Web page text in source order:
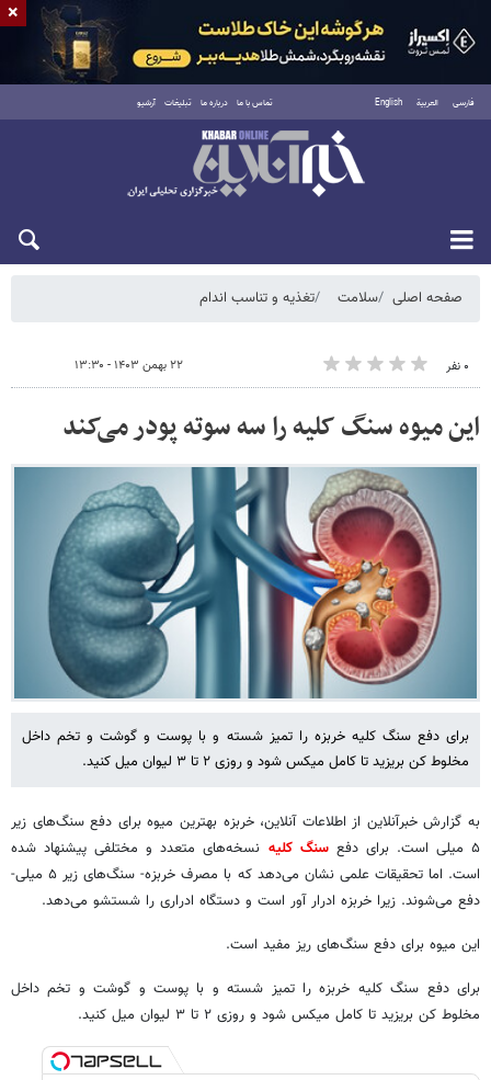
فارسی العربية English تماس با ما درباره ما تبلیغات آرشیو
شنبه ۱۷ مرداد ۱۴۰۵
صفحه اصلی سلامت تغذیه و تناسب اندام
۰ نفر ۲۲ بهمن ۱۴۰۳ - ۱۳:۳۰
این میوه سنگ کلیه را سه سوته پودر می‌کند
برای دفع سنگ کلیه خربزه را تمیز شسته و با پوست و گوشت و تخم داخل
مخلوط کن بریزید تا کامل میکس شود و روزی ۲ تا ۳ لیوان میل کنید.
به گزارش خبرآنلاین از اطلاعات آنلاین، خربزه بهترین میوه برای دفع سنگ‌های زیر
۵ میلی است. برای دفع
سنگ کلیه نسخه‌های متعدد و مختلفی پیشنهاد شده
است. اما تحقیقات علمی نشان می‌دهد که با مصرف خربزه- سنگ‌های زیر ۵ میلی-
دفع می‌شوند. زیرا خربزه ادرار آور است و دستگاه ادراری را شستشو می‌دهد.
این میوه برای دفع سنگ‌های ریز مفید است.
برای دفع سنگ کلیه خربزه را تمیز شسته و با پوست و گوشت و تخم داخل
مخلوط کن بریزید تا کامل میکس شود و روزی ۲ تا ۳ لیوان میل کنید.
×